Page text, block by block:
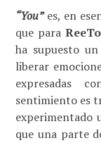
“You”es, en
que para
ha supuesto
liberar
expresadas
sentimiento es
experimentado
que una parte